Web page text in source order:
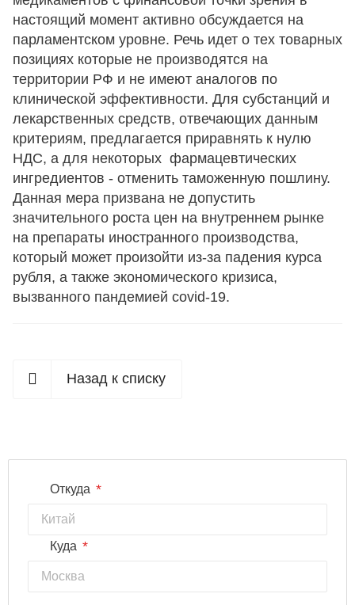
настоящий момент активно обсуждается на
парламентском уровне. Речь идет о тех товарных
позициях которые не производятся на
территории РФ и не имеют аналогов по
клинической эффективности. Для субстанций и
лекарственных средств, отвечающих данным
критериям, предлагается приравнять к нулю
НДС, а для некоторых фармацевтических
ингредиентов - отменить таможенную пошлину.
Данная мера призвана не допустить
значительного роста цен на внутреннем рынке
на препараты иностранного производства,
который может произойти из-за падения курса
рубля, а также экономического кризиса,
вызванного пандемией covid-19.
Назад к списку
Откуда *
Куда *